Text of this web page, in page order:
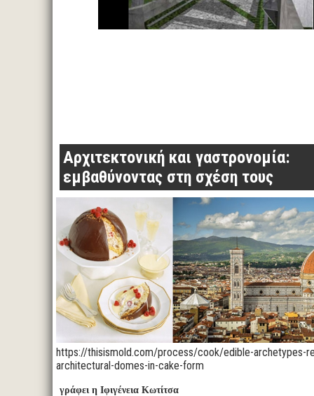
Αρχιτεκτονική και γαστρονομία:
εμβαθύνοντας στη σχέση τους
https://thisismold.com/process/cook/edible-archetypes-
architectural-domes-in-cake-form
γράφει η Ιφιγένεια Κωτίτσα